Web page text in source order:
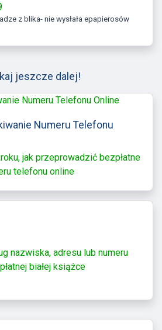
z blika- nie wysłała epapierosów
jeszcze dalej!
Numeru Telefonu
jak przeprowadzić bezpłatne
telefonu online
nazwiska, adresu lub numeru
białej książce